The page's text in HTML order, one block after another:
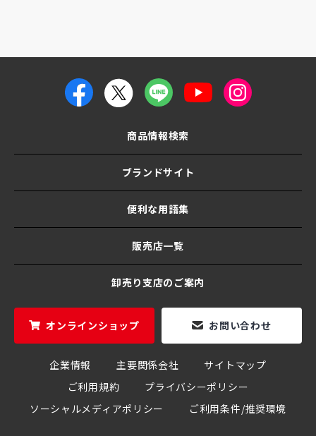
商品情報検索
ブランドサイト
便利な用語集
販売店一覧
卸売り支店のご案内
オンラインショップ お問い合わせ
企業情報 主要関係会社
サイトマップ
ご利用規約
プライバシーポリシー
ソーシャルメディアポリシー
ご利用条件/推奨環境